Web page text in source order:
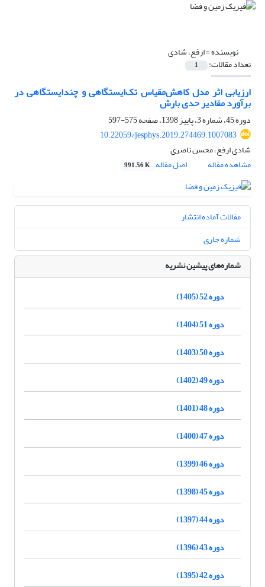
نویسنده =ارفع، شادی
تعداد مقالات: 1
ارزیابی اثر مدل کاهش‌مقیاس تک‌ایستگاهی و چندایستگاهی در
برآورد مقادیر حدی بارش
دوره 45، شماره 3، پاییز 1398، صفحه
575-597
10.22059/jesphys.2019.274469.1007083
شادی ارفع، محسن ناصری
مشاهده مقاله
اصل مقاله 991.56 K
مقالات آماده انتشار
شماره جاری
شماره‌های پیشین نشریه
دوره 52 (1405)
دوره 51 (1404)
دوره 50 (1403)
دوره 49 (1402)
دوره 48 (1401)
دوره 47 (1400)
دوره 46 (1399)
دوره 45 (1398)
دوره 44 (1397)
دوره 43 (1396)
دوره 42 (1395)